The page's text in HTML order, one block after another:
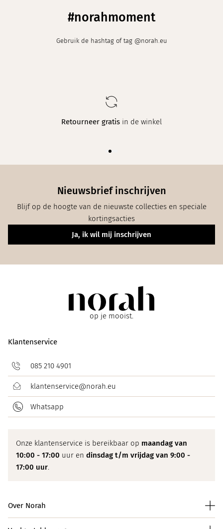
#norahmoment
Gebruik de hashtag of tag @norah.eu
Elke weekeen nieuwe collectie in maat 34 t/m 48
Nieuwsbrief inschrijven
Blijf op de hoogte van de nieuwste collecties en speciale
kortingsacties
Ja, ik wil mij inschrijven
op je mooist.
Klantenservice
085 210 4901
klantenservice@norah.eu
Whatsapp
Onze klantenservice is bereikbaar op maandag van
10:00 - 17:00 uur en dinsdag t/m vrijdag van 9:00 -
17:00 uur.
Over Norah